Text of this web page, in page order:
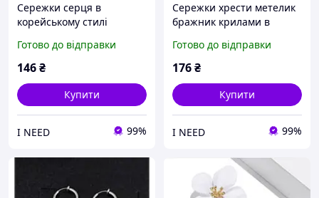
Сережки серця в
корейському стилі
висячі біжутерія y2k
Fashion Jewerly
Готово до відправки
146₴
Купити
I NEED 99%
Сережки хрести метелик
бражник крилами в
готика Fashion Jewerly
(SVS)
Готово до відправки
176₴
Купити
I NEED 99%